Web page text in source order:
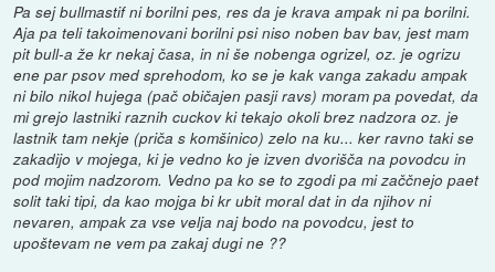
Pa sej bullmastif ni borilni pes, res da je krava ampak ni pa borilni.
Aja pa teli takoimenovani borilni psi niso noben bav bav, jest mam
pit bull-a že kr nekaj časa, in ni še nobenga ogrizel, oz. je ogrizu
ene par psov med sprehodom, ko se je kak vanga zakadu ampak
ni bilo nikol hujega (pač običajen pasji ravs) moram pa povedat, da
mi grejo lastniki raznih cuckov ki tekajo okoli brez nadzora oz. je
lastnik tam nekje (priča s komšinico) zelo na ku... ker ravno taki se
zakadijo v mojega, ki je vedno ko je izven dvorišča na povodcu in
pod mojim nadzorom. Vedno pa ko se to zgodi pa mi začčnejo paet
solit taki tipi, da kao mojga bi kr ubit moral dat in da njihov ni
nevaren, ampak za vse velja naj bodo na povodcu, jest to
upoštevam ne vem pa zakaj dugi ne ??